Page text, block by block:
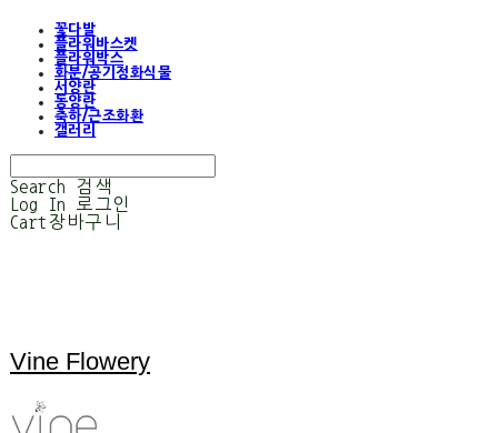
꽃다발
플라워바스켓
플라워박스
화분/공기정화식물
서양란
동양란
축하/근조화환
갤러리
Search
검색
Log In
로그인
Cart장바구니
Vine Flowery